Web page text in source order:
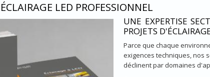
LED PROFESSIONNEL
UNE EXPERTISE
PROJETS
Parce que chaque
exigences techniques, nos
déclinent par domaines